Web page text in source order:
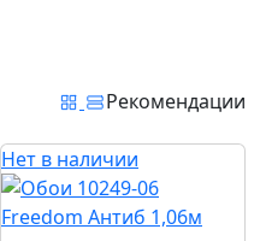
Рекомендации
Нет в наличии